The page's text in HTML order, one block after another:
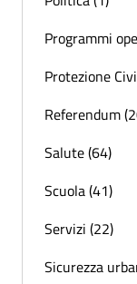
Programmi
Protezione
Referendum
Salute (64)
Scuola (41)
Servizi (22)
Sicurezza